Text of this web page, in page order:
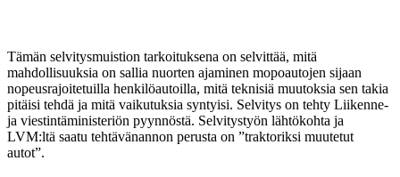
Tämän selvitysmuistion tarkoituksena on selvittää, mitä
mahdollisuuksia on sallia nuorten ajaminen mopoautojen sijaan
nopeusrajoitetuilla henkilöautoilla, mitä teknisiä muutoksia sen takia
pitäisi tehdä ja mitä vaikutuksia syntyisi. Selvitys on tehty Liikenne-
ja viestintäministeriön pyynnöstä. Selvitystyön lähtökohta ja
LVM:ltä saatu tehtävänannon perusta on ”traktoriksi muutetut
autot”.